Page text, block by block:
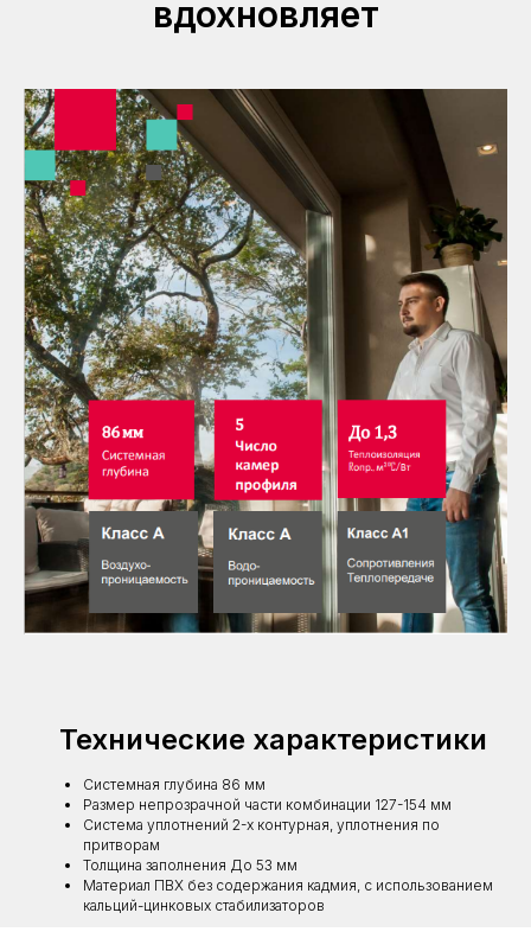
вдохновляет
Технические характеристики
Системная глубина 86 мм
Размер непрозрачной части комбинации 127-154 мм
Система уплотнений 2-х контурная, уплотнения по
притворам
Толщина заполнения До 53 мм
Материал ПВХ без содержания кадмия, с использованием
кальций-цинковых стабилизаторов